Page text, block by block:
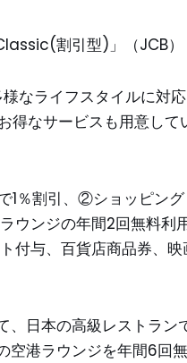
割引型)」（JCB）
なライフスタイルに対
なサービスも用意して
％割引、②ショッピン
ンジの年間2回無料利
付与、百貨店商品券、
日本の高級レストラン
港ラウンジを年間6回